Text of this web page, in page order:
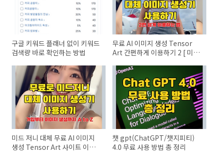
구글 키워드 플래너 없이 키워드
검색량 바로 확인하는 방법
무료 AI 이미지 생성 Tensor
Art 간편하게 이용하기 2 [ 미드
미드 저니 대체 무료 AI 이미지
생성 Tensor Art 사이트 이용
챗 gpt(ChatGPT/챗지피티)
4.0 무료 사용 방법 총 정리